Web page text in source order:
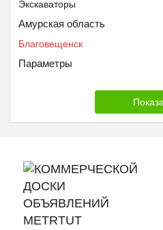
Экскаваторы
Амурская область
Благовещенск
Параметры